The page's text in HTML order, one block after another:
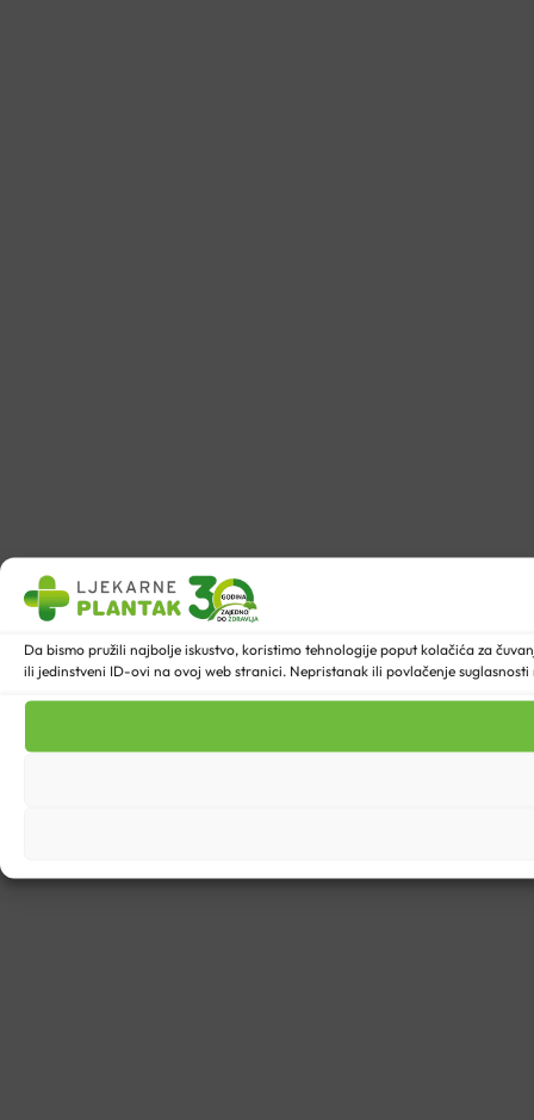
Da bismo pružili najbolje iskustvo, koristimo tehnologije poput kolačića za
ili jedinstveni ID-ovi na ovoj web stranici. Nepristanak ili povlačenje